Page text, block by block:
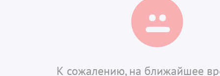
К сожалению, на ближайшее